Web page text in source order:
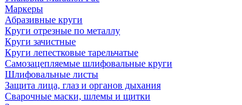
Маркеры
Абразивные круги
Круги отрезные по металлу
Круги зачистные
Круги лепестковые тарельчатые
Самозацепляемые шлифовальные круги
Шлифовальные листы
Защита лица, глаз и органов дыхания
Сварочные маски, шлемы и щитки